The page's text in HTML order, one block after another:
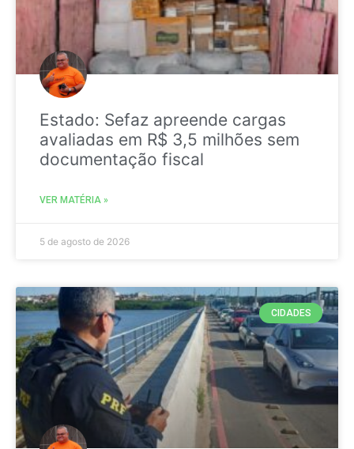
Estado: Sefaz apreende cargas
avaliadas em R$ 3,5 milhões sem
documentação fiscal
VER MATÉRIA »
5 de agosto de 2026
CIDADES